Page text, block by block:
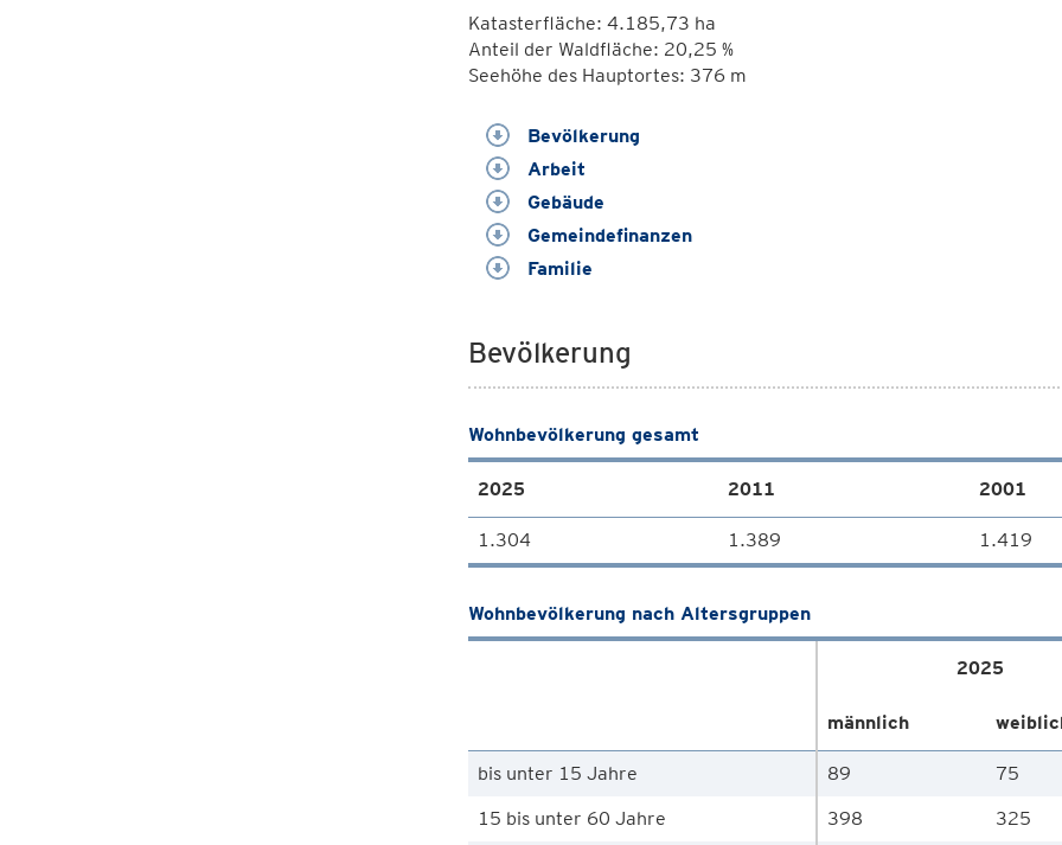
Katasterfläche: 4.185,73 ha
Anteil der Waldfläche: 20,25 %
Seehöhe des Hauptortes: 376 m
Bevölkerung
Arbeit
Gebäude
Gemeindefinanzen
Familie
Bevölkerung
Wohnbevölkerung gesamt
2025 2011 2001
1.304 1.389 1.419
Wohnbevölkerung nach Altersgruppen
2025
männlich
bis unter 15 Jahre 89
75
15 bis unter 60 Jahre
398
325